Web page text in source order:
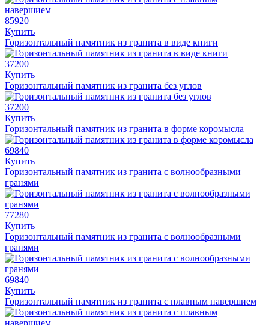
85920
Купить
Горизонтальный памятник из гранита в виде книги
37200
Купить
Горизонтальный памятник из гранита без углов
37200
Купить
Горизонтальный памятник из гранита в форме коромысла
69840
Купить
Горизонтальный памятник из гранита с волнообразными
гранями
77280
Купить
Горизонтальный памятник из гранита с волнообразными
гранями
69840
Купить
Горизонтальный памятник из гранита с плавным навершием